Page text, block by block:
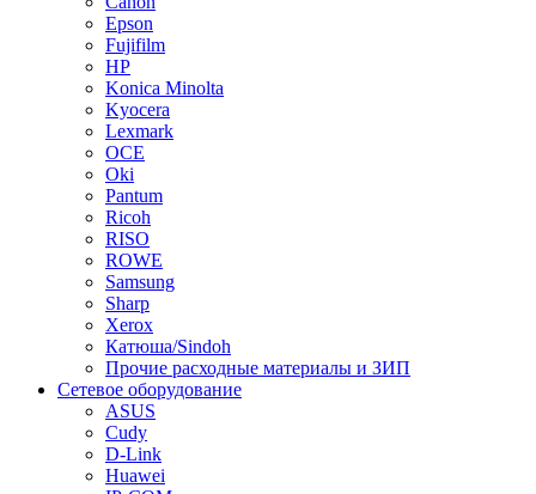
Epson
Fujifilm
HP
Konica Minolta
Kyocera
Lexmark
OCE
Oki
Pantum
Ricoh
RISO
ROWE
Samsung
Sharp
Xerox
Катюша/Sindoh
Прочие расходные материалы и ЗИП
Сетевое оборудование
ASUS
Cudy
D-Link
Huawei